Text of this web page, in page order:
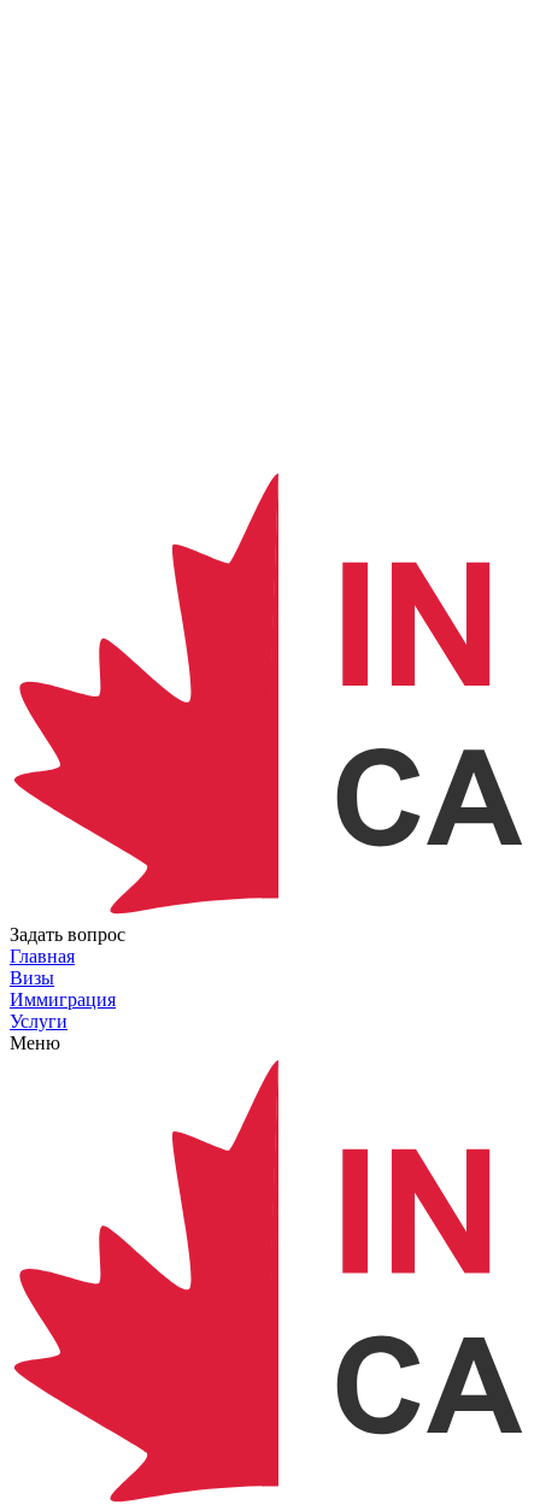
Задать вопрос
Главная
Визы
Иммиграция
Услуги
Меню